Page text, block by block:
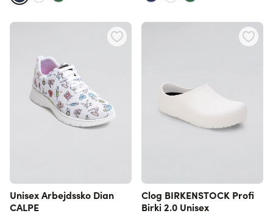
Unisex Arbejdssko Dian
CALPE
Clog BIRKENSTOCK Profi
Birki 2.0 Unisex